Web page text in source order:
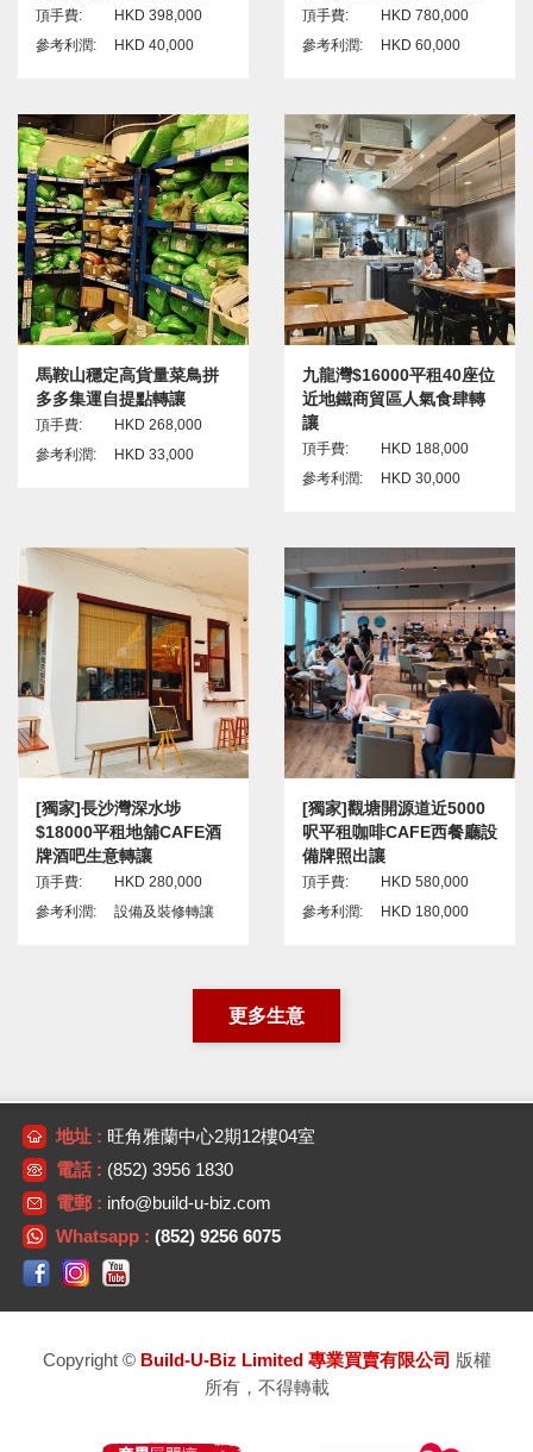
頂手費:
HKD 398,000
參考利潤:
HKD 40,000
頂手費:
HKD 780,000
參考利潤:
HKD 60,000
馬鞍山穩定高貨量菜鳥拼
多多集運自提點轉讓
頂手費:
HKD 268,000
參考利潤:
HKD 33,000
九龍灣$16000平租40座位
近地鐵商貿區人氣食肆轉
讓
頂手費:
HKD 188,000
參考利潤:
HKD 30,000
[獨家]長沙灣深水埗
$18000平租地舖CAFE酒
牌酒吧生意轉讓
頂手費:
HKD 280,000
參考利潤:
設備及裝修轉讓
[獨家]觀塘開源道近5000
呎平租咖啡CAFE西餐廳設
備牌照出讓
頂手費:
HKD 580,000
參考利潤:
HKD 180,000
更多生意
地址 : 旺角雅蘭中心2期12樓04室
電話 : (852) 3956 1830
電郵 : info@build-u-biz.com
Whatsapp : (852) 9256 6075
Copyright © Build-U-Biz Limited 專業買賣有限公司 版權
所有，不得轉載